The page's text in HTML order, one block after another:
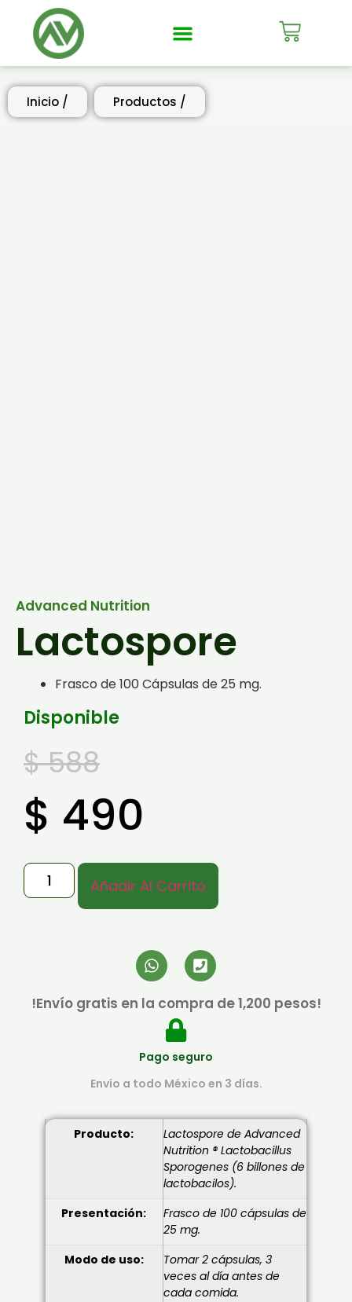
Inicio / Productos /
Advanced Nutrition
Lactospore
Frasco de 100 Cápsulas de 25 mg.
Disponible
$588
$ 490
Añadir Al Carrito
!Envío gratis en la compra de 1,200 pesos!
Pago seguro
Envío a todo México en 3 días.
Producto:
Lactospore de Advanced
Nutrition ® Lactobacillus
Sporogenes (6 billones de
lactobacilos).
Presentación:
Frasco de 100 cápsulas de
25 mg.
Modo de uso:
Tomar 2 cápsulas, 3
veces al día antes de
cada comida.